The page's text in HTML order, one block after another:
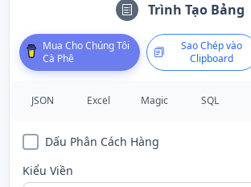
Trình Tạo Bảng
Mua Cho Chúng Tôi
Cà Phê
Sao Chép vào
Clipboard
JSON Excel Magic SQL
Dấu Phân Cách Hàng
Kiểu Viền